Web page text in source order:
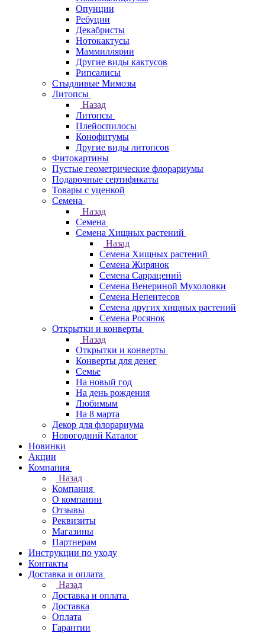
Опунции
Ребуции
Декабристы
Нотокактусы
Маммиллярии
Другие виды кактусов
Рипсалисы
Стыдливые Мимозы
Литопсы
Назад
Литопсы
Плейоспилосы
Конофитумы
Другие виды литопсов
Фитокартины
Пустые геометрические флорариумы
Подарочные сертификаты
Товары с уценкой
Семена
Назад
Семена
Семена Хищных растений
Назад
Семена Хищных растений
Семена Жирянок
Семена Саррацений
Семена Венериной Мухоловки
Семена Непентесов
Семена других хищных растений
Семена Росянок
Открытки и конверты
Назад
Открытки и конверты
Конверты для денег
Семье
На новый год
На день рождения
Любимым
На 8 марта
Декор для флорариума
Новогодний Каталог
Новинки
Акции
Компания
Назад
Компания
О компании
Отзывы
Реквизиты
Магазины
Партнерам
Инструкции по уходу
Контакты
Доставка и оплата
Назад
Доставка и оплата
Доставка
Оплата
Гарантии